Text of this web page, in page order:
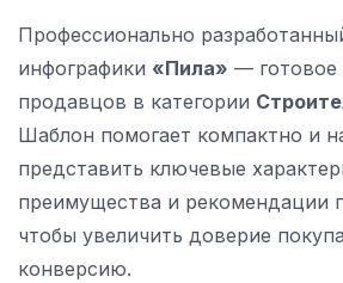
Профессионально
инфографики «Пила» — готовое
продавцов в категории
Шаблон помогает компактно и
представить ключевые
преимущества и рекомендации
чтобы увеличить доверие
конверсию.